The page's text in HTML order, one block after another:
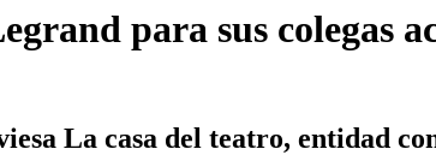
para sus colegas
La casa del teatro, entidad